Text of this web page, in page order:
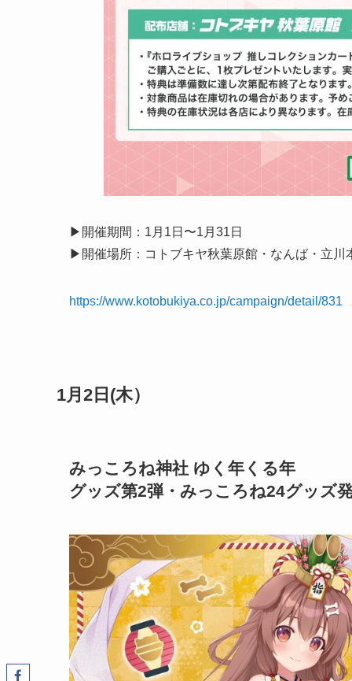
▶︎開催期間：1月1日〜1月31日
▶︎開催場所：コトブキヤ秋葉原館・なんば・立川
https://www.kotobukiya.co.jp/campaign/detail/831
1月2日(木）
みっころね神社 ゆく年くる年
グッズ第2弾・みっころね24グッズ